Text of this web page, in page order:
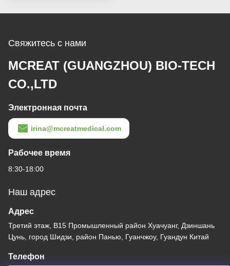
Свяжитесь с нами
MCREAT (GUANGZHOU) BIO-TECH
CO.,LTD
Электронная почта
irina@mcreatmedical.com
Рабочее время
8:30-18:00
Наш адрес
Адрес
Третий этаж, B15 Промышленный район Хуачуанг, Дзиншань
Цунь, город Шидзи, район Панью, Гуанчжоу, Гуандун Китай
Телефон